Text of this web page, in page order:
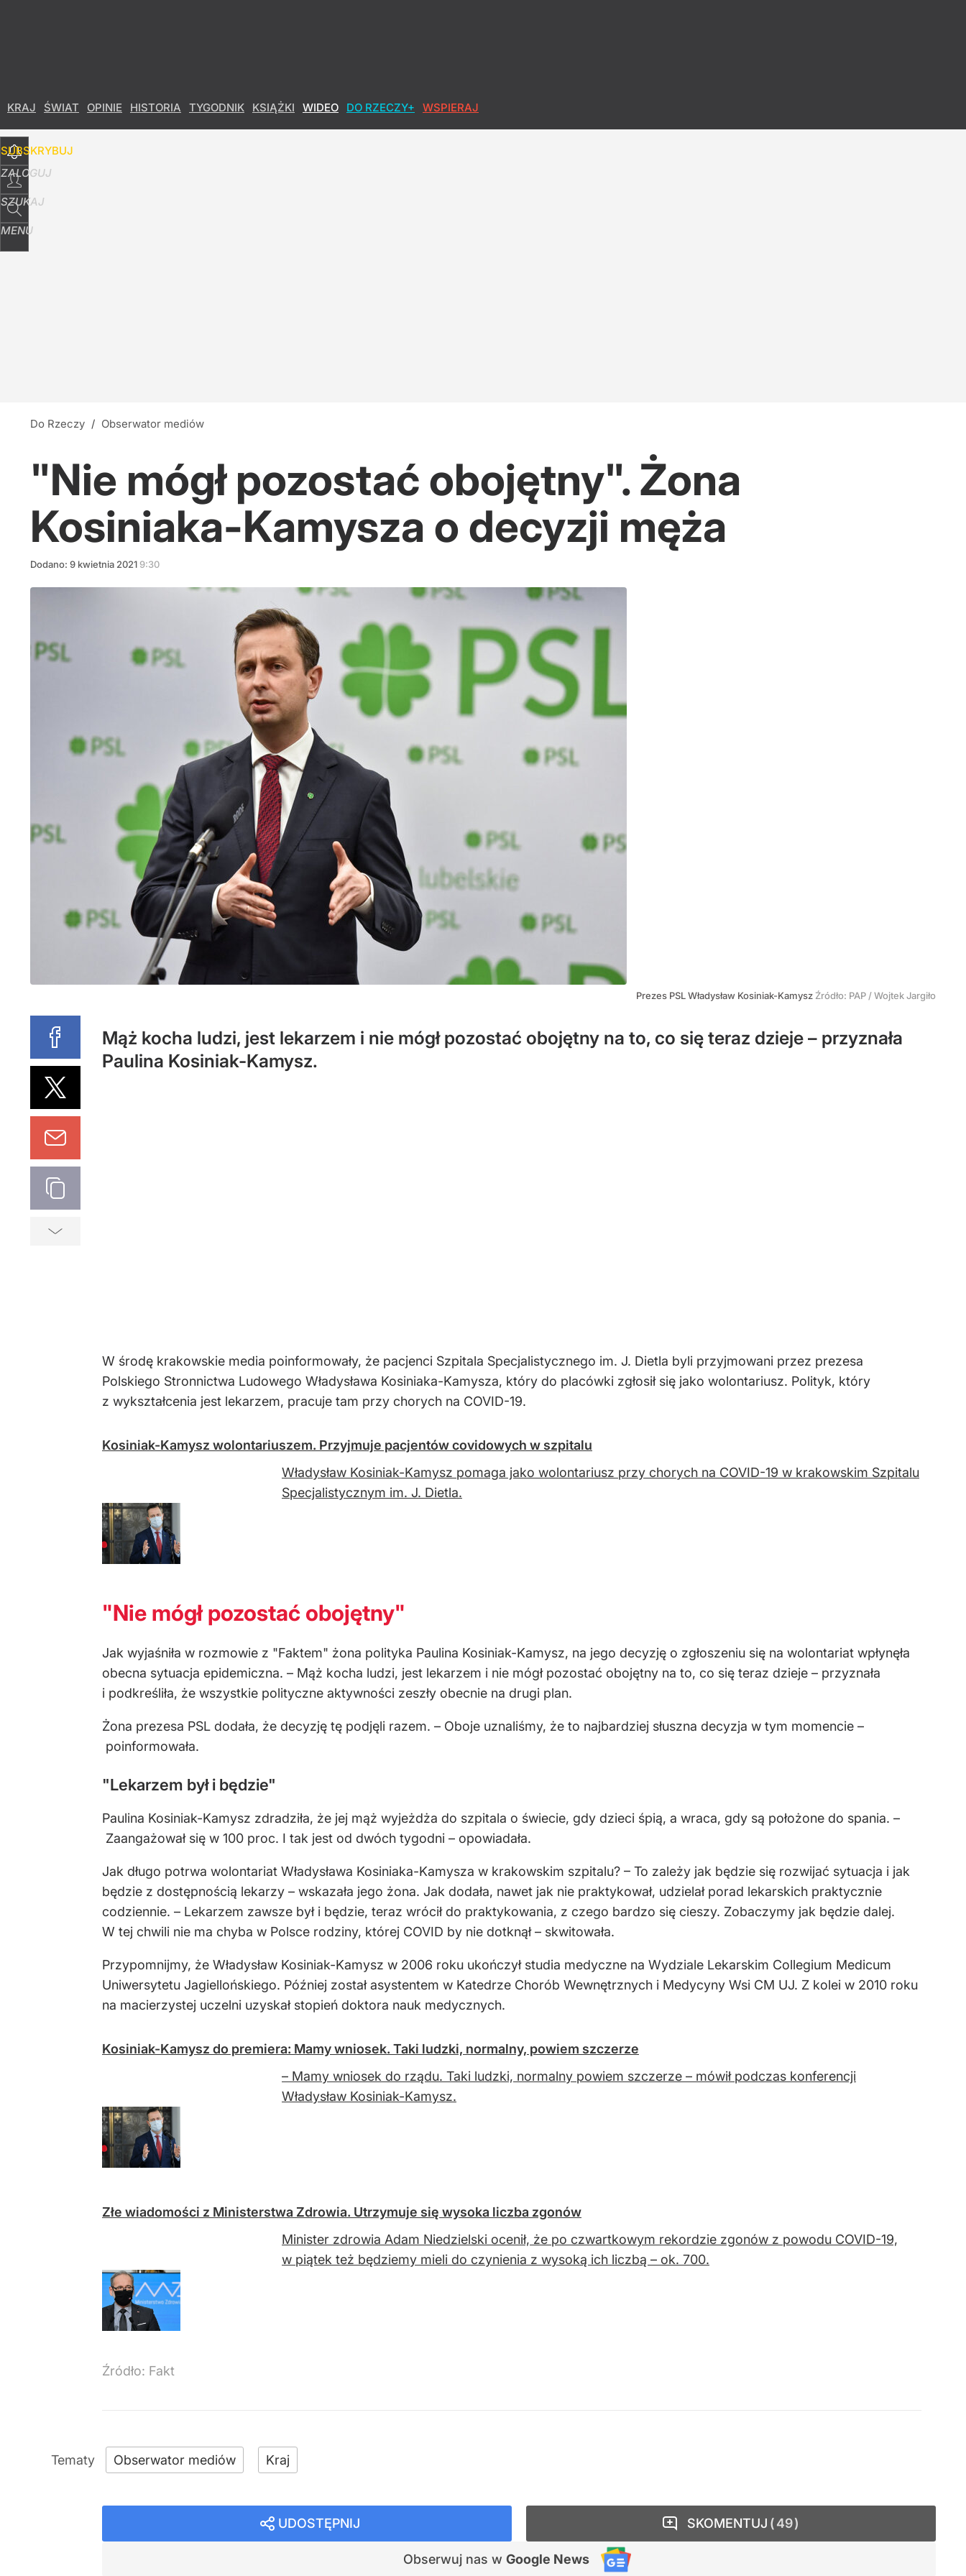
KRAJ ŚWIAT OPINIE HISTORIA TYGODNIK KSIĄŻKI WIDEO DO RZECZY+ WSPIERAJ
SUBSKRYBUJ
ZALOGUJ
SZUKAJ
MENU
Do Rzeczy / Obserwator mediów
"Nie mógł pozostać obojętny". Żona
Kosiniaka-Kamysza o decyzji męża
Dodano: 9 kwietnia 2021 9:30
Prezes PSL Władysław Kosiniak-Kamysz Źródło: PAP /Wojtek Jargiło
Mąż kocha ludzi, jest lekarzem i nie mógł pozostać obojętny na to, co się teraz dzieje – przyznała
Paulina Kosiniak-Kamysz.
W środę krakowskie media poinformowały, że pacjenci Szpitala Specjalistycznego im. J. Dietla byli przyjmowani przez prezesa
Polskiego Stronnictwa Ludowego Władysława Kosiniaka-Kamysza, który do placówki zgłosił się jako wolontariusz. Polityk, który
z wykształcenia jest lekarzem, pracuje tam przy chorych na COVID-19.
Kosiniak-Kamysz wolontariuszem. Przyjmuje pacjentów covidowych w szpitalu
Władysław Kosiniak-Kamysz pomaga jako wolontariusz przy chorych na COVID-19 w krakowskim Szpitalu
Specjalistycznym im. J. Dietla.
"Nie mógł pozostać obojętny"
Jak wyjaśniła w rozmowie z "Faktem" żona polityka Paulina Kosiniak-Kamysz, na jego decyzję o zgłoszeniu się na wolontariat wpłynęła
obecna sytuacja epidemiczna. – Mąż kocha ludzi, jest lekarzem i nie mógł pozostać obojętny na to, co się teraz dzieje – przyznała
i podkreśliła, że wszystkie polityczne aktywności zeszły obecnie na drugi plan.
Żona prezesa PSL dodała, że decyzję tę podjęli razem. – Oboje uznaliśmy, że to najbardziej słuszna decyzja w tym momencie –
poinformowała.
"Lekarzem był i będzie"
Paulina Kosiniak-Kamysz zdradziła, że jej mąż wyjeżdża do szpitala o świecie, gdy dzieci śpią, a wraca, gdy są położone do spania. –
Zaangażował się w 100 proc. I tak jest od dwóch tygodni – opowiadała.
Jak długo potrwa wolontariat Władysława Kosiniaka-Kamysza w krakowskim szpitalu? – To zależy jak będzie się rozwijać sytuacja i jak
będzie z dostępnością lekarzy – wskazała jego żona. Jak dodała, nawet jak nie praktykował, udzielał porad lekarskich praktycznie
codziennie. – Lekarzem zawsze był i będzie, teraz wrócił do praktykowania, z czego bardzo się cieszy. Zobaczymy jak będzie dalej.
W tej chwili nie ma chyba w Polsce rodziny, której COVID by nie dotknął – skwitowała.
Przypomnijmy, że Władysław Kosiniak-Kamysz w 2006 roku ukończył studia medyczne na Wydziale Lekarskim Collegium Medicum
Uniwersytetu Jagiellońskiego. Później został asystentem w Katedrze Chorób Wewnętrznych i Medycyny Wsi CM UJ. Z kolei w 2010 roku
na macierzystej uczelni uzyskał stopień doktora nauk medycznych.
Kosiniak-Kamysz do premiera: Mamy wniosek. Taki ludzki, normalny, powiem szczerze
– Mamy wniosek do rządu. Taki ludzki, normalny powiem szczerze – mówił podczas konferencji
Władysław Kosiniak-Kamysz.
Złe wiadomości z Ministerstwa Zdrowia. Utrzymuje się wysoka liczba zgonów
Minister zdrowia Adam Niedzielski ocenił, że po czwartkowym rekordzie zgonów z powodu COVID-19,
w piątek też będziemy mieli do czynienia z wysoką ich liczbą – ok. 700.
Źródło: Fakt
Obserwator mediów Kraj
UDOSTĘPNIJ
Obserwuj nas w Google News
SKOMENTUJ 49